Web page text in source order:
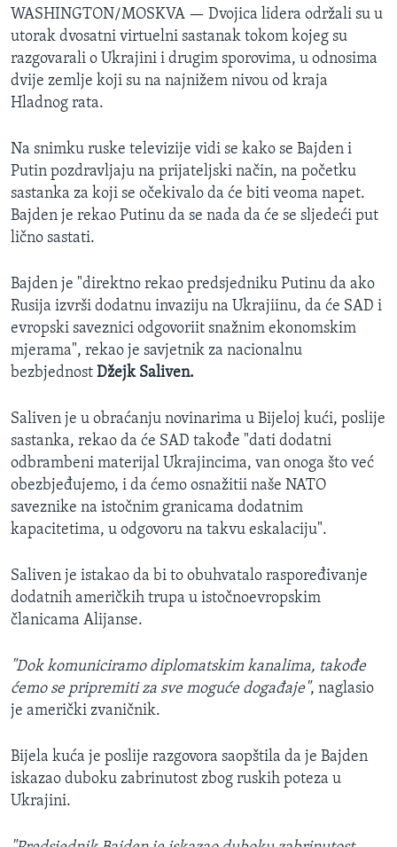
WASHINGTON/MOSKVA — Dvojica lidera održali su u
utorak dvosatni virtuelni sastanak tokom kojeg su
razgovarali o Ukrajini i drugim sporovima, u odnosima
dvije zemlje koji su na najnižem nivou od kraja
Hladnog rata.
Na snimku ruske televizije vidi se kako se Bajden i
Putin pozdravljaju na prijateljski način, na početku
sastanka za koji se očekivalo da će biti veoma napet.
Bajden je rekao Putinu da se nada da će se sljedeći put
lično sastati.
Bajden je "direktno rekao predsjedniku Putinu da ako
Rusija izvrši dodatnu invaziju na Ukrajiinu, da će SAD i
evropski saveznici odgovoriit snažnim ekonomskim
mjerama", rekao je savjetnik za nacionalnu
bezbjednost Džejk Saliven.
Saliven je u obraćanju novinarima u Bijeloj kući, poslije
sastanka, rekao da će SAD takođe "dati dodatni
odbrambeni materijal Ukrajincima, van onoga što već
obezbjeđujemo, i da ćemo osnažitii naše NATO
saveznike na istočnim granicama dodatnim
kapacitetima, u odgovoru na takvu eskalaciju".
Saliven je istakao da bi to obuhvatalo raspoređivanje
dodatnih američkih trupa u istočnoevropskim
članicama Alijanse.
"Dok komuniciramo diplomatskim kanalima, takođe
ćemo se pripremiti za sve moguće događaje", naglasio
je američki zvaničnik.
Bijela kuća je poslije razgovora saopštila da je Bajden
iskazao duboku zabrinutost zbog ruskih poteza u
Ukrajini.